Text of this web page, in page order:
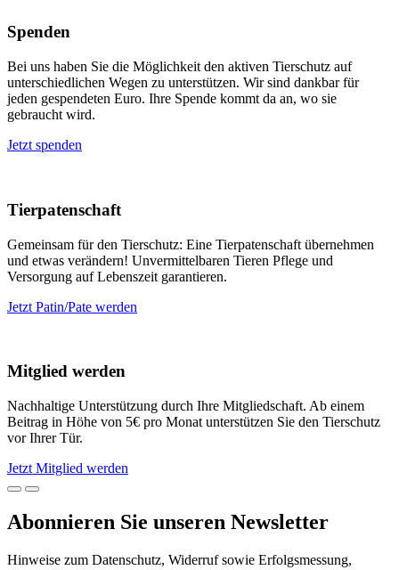
Spenden
Bei uns haben Sie die Möglichkeit den aktiven Tierschutz auf
unterschiedlichen Wegen zu unterstützen. Wir sind dankbar für
jeden gespendeten Euro. Ihre Spende kommt da an, wo sie
gebraucht wird.
Jetzt spenden
Tierpatenschaft
Gemeinsam für den Tierschutz: Eine Tierpatenschaft übernehmen
und etwas verändern! Unvermittelbaren Tieren Pflege und
Versorgung auf Lebenszeit garantieren.
Jetzt Patin/Pate werden
Mitglied werden
Nachhaltige Unterstützung durch Ihre Mitgliedschaft. Ab einem
Beitrag in Höhe von 5€ pro Monat unterstützen Sie den Tierschutz
vor Ihrer Tür.
Jetzt Mitglied werden
Abonnieren Sie unseren Newsletter
Hinweise zum Datenschutz, Widerruf sowie Erfolgsmessung,